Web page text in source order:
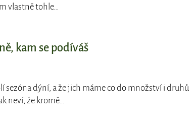
vlastně tohle…
kam se podíváš
sezóna dýní, a že jich máme co do množství i druhů
neví, že kromě…